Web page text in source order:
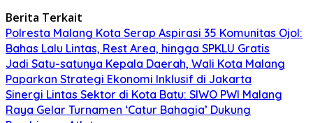
Berita Terkait
Polresta Malang Kota Serap Aspirasi 35 Komunitas Ojol:
Bahas Lalu Lintas, Rest Area, hingga SPKLU Gratis
Jadi Satu-satunya Kepala Daerah, Wali Kota Malang
Paparkan Strategi Ekonomi Inklusif di Jakarta
Sinergi Lintas Sektor di Kota Batu: SIWO PWI Malang
Raya Gelar Turnamen ‘Catur Bahagia’ Dukung